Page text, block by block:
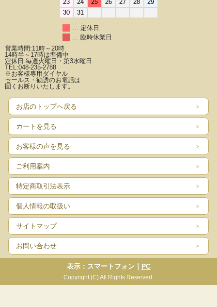
23
24 25 26 27 28
29
30
31
… 定休日
… 臨時休業日
営業時間:11時～20時
14時半～17時は準備中
定休日:毎週火曜日・第3水曜日
TEL:048-235-2788
※お客様専用ダイヤル
セールス・勧誘のお電話は
固くお断りいたします。
お店のトップへ戻る
カートを見る
お客様の声を見る
ご利用案内
特定商取引法表示
個人情報の取扱い
サイトマップ
お問い合わせ
表示：スマートフォン｜ PC
Copyright (C) All Rights Reserved.